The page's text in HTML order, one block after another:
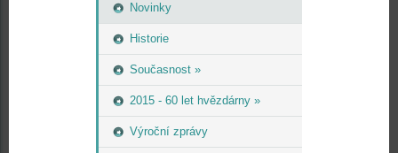
Novinky
Historie
Současnost »
2015 - 60 let hvězdárny »
Výroční zprávy